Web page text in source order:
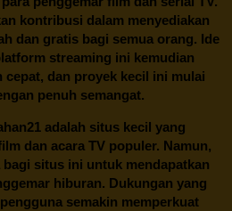
kontribusi dalam menyediakan
dan gratis bagi semua orang. Ide
streaming ini kemudian
cepat, dan proyek kecil ini mulai
penuh semangat.
adalah situs kecil yang
dan acara TV populer. Namun,
situs ini untuk mendapatkan
hiburan. Dukungan yang
semakin memperkuat